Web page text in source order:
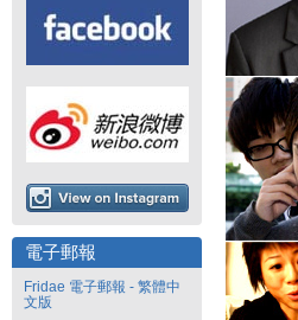
電子郵報
Fridae 電子郵報 - 繁體中
文版